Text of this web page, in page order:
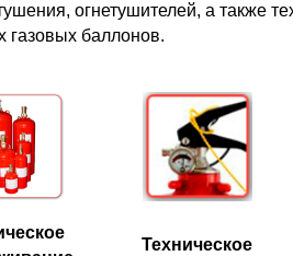
огнетушителей, а также
газовых баллонов.
Техническое